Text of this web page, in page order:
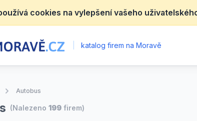
cookies na vylepšení vašeho
katalog firem na Moravě
Autobus
(Nalezeno 199 firem)